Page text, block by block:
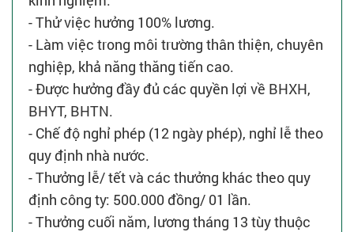
- Thử việc hưởng 100% lương.
- Làm việc trong môi trường thân thiện, chuyên
nghiệp, khả năng thăng tiến cao.
- Được hưởng đầy đủ các quyền lợi về BHXH,
BHYT, BHTN.
- Chế độ nghỉ phép (12 ngày phép), nghỉ lễ theo
quy định nhà nước.
- Thưởng lễ/ tết và các thưởng khác theo quy
định công ty: 500.000 đồng/ 01 lần.
- Thưởng cuối năm, lương tháng 13 tùy thuộc